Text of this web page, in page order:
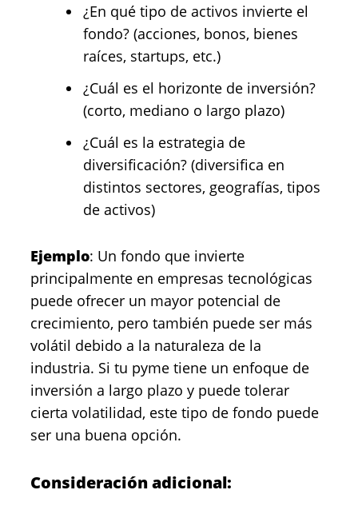
¿En qué tipo de activos invierte el
fondo? (acciones, bonos, bienes
raíces, startups, etc.)
¿Cuál es el horizonte de inversión?
(corto, mediano o largo plazo)
¿Cuál es la estrategia de
diversificación? (diversifica en
distintos sectores, geografías, tipos
de activos)
Ejemplo: Un fondo que invierte
principalmente en empresas tecnológicas
puede ofrecer un mayor potencial de
crecimiento, pero también puede ser más
volátil debido a la naturaleza de la
industria. Si tu pyme tiene un enfoque de
inversión a largo plazo y puede tolerar
cierta volatilidad, este tipo de fondo puede
ser una buena opción.
Consideración adicional: